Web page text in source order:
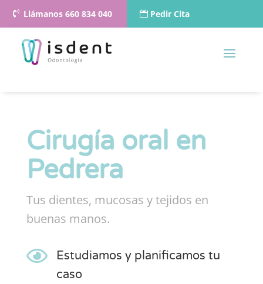
Llámanos 660 834 040 Pedir Cita
Cirugía oral en
Pedrera
Tus dientes, mucosas y tejidos en
buenas manos.

Estudiamos y planificamos tu
caso